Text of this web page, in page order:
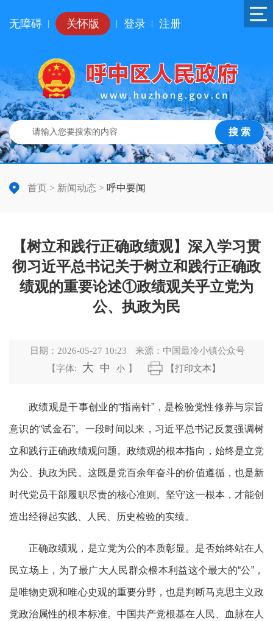
无障碍 关怀版 登录 注册
搜 索
首页 > 新闻动态 > 呼中要闻
【树立和践行正确政绩观】深入学习贯
彻习近平总书记关于树立和践行正确政
绩观的重要论述①政绩观关乎立党为
公、执政为民
日期： 2026-05-27 10:23 来源： 中国最冷小镇公众号
【字体:
大 中 小 】 【打印文本】
政绩观是干事创业的“指南针”，是检验党性修养与宗旨
意识的“试金石”。一段时间以来，习近平总书记反复强调树
立和践行正确政绩观问题。 政绩观的根本指向，始终是立党
为公、执政为民。这既是党百余年奋斗的价值遵循，也是新
时代党员干部履职尽责的核心准则。坚守这一根本，才能创
造出经得起实践、人民、历史检验的实绩。
正确政绩观，是立党为公的本质彰显。是否始终站在人
民立场上，为了最广大人民群众根本利益这个最大的“公”，
是唯物史观和唯心史观的重要分野，也是判断马克思主义政
党政治属性的根本标准。中国共产党根基在人民、血脉在人